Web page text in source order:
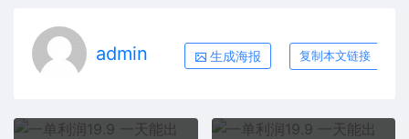
admin 生成海报 复制本文链接